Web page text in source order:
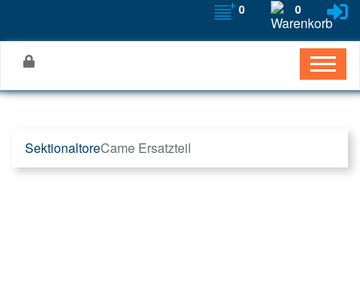
0 0
SektionaltoreCame Ersatzteil